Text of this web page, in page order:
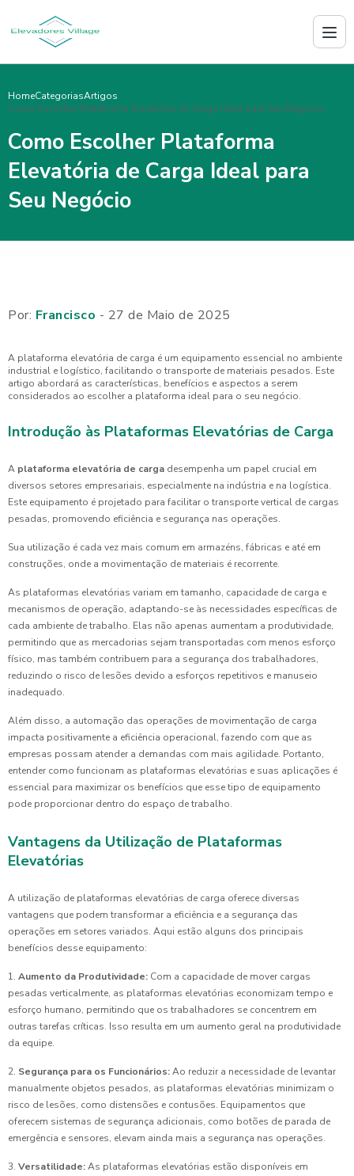
HomeCategoriasArtigos
Como Escolher Plataforma Elevatória de Carga Ideal para Seu Negócio
Como Escolher Plataforma
Elevatória de Carga Ideal para
Seu Negócio
Por: Francisco - 27 de Maio de 2025
A plataforma elevatória de carga é um equipamento essencial no ambiente
industrial e logístico, facilitando o transporte de materiais pesados. Este
artigo abordará as características, benefícios e aspectos a serem
considerados ao escolher a plataforma ideal para o seu negócio.
Introdução às Plataformas Elevatórias de Carga
A plataforma elevatória de carga desempenha um papel crucial em
diversos setores empresariais, especialmente na indústria e na logística.
Este equipamento é projetado para facilitar o transporte vertical de cargas
pesadas, promovendo eficiência e segurança nas operações.
Sua utilização é cada vez mais comum em armazéns, fábricas e até em
construções, onde a movimentação de materiais é recorrente.
As plataformas elevatórias variam em tamanho, capacidade de carga e
mecanismos de operação, adaptando-se às necessidades específicas de
cada ambiente de trabalho. Elas não apenas aumentam a produtividade,
permitindo que as mercadorias sejam transportadas com menos esforço
físico, mas também contribuem para a segurança dos trabalhadores,
reduzindo o risco de lesões devido a esforços repetitivos e manuseio
inadequado.
Além disso, a automação das operações de movimentação de carga
impacta positivamente a eficiência operacional, fazendo com que as
empresas possam atender a demandas com mais agilidade. Portanto,
entender como funcionam as plataformas elevatórias e suas aplicações é
essencial para maximizar os benefícios que esse tipo de equipamento
pode proporcionar dentro do espaço de trabalho.
Vantagens da Utilização de Plataformas
Elevatórias
A utilização de plataformas elevatórias de carga oferece diversas
vantagens que podem transformar a eficiência e a segurança das
operações em setores variados. Aqui estão alguns dos principais
benefícios desse equipamento:
1. Aumento da Produtividade: Com a capacidade de mover cargas
pesadas verticalmente, as plataformas elevatórias economizam tempo e
esforço humano, permitindo que os trabalhadores se concentrem em
outras tarefas críticas. Isso resulta em um aumento geral na produtividade
da equipe.
2. Segurança para os Funcionários:Ao reduzir a necessidade de levantar
manualmente objetos pesados, as plataformas elevatórias minimizam o
risco de lesões, como distensões e contusões. Equipamentos que
oferecem sistemas de segurança adicionais, como botões de parada de
emergência e sensores, elevam ainda mais a segurança nas operações.
3. Versatilidade:As plataformas elevatórias estão disponíveis em